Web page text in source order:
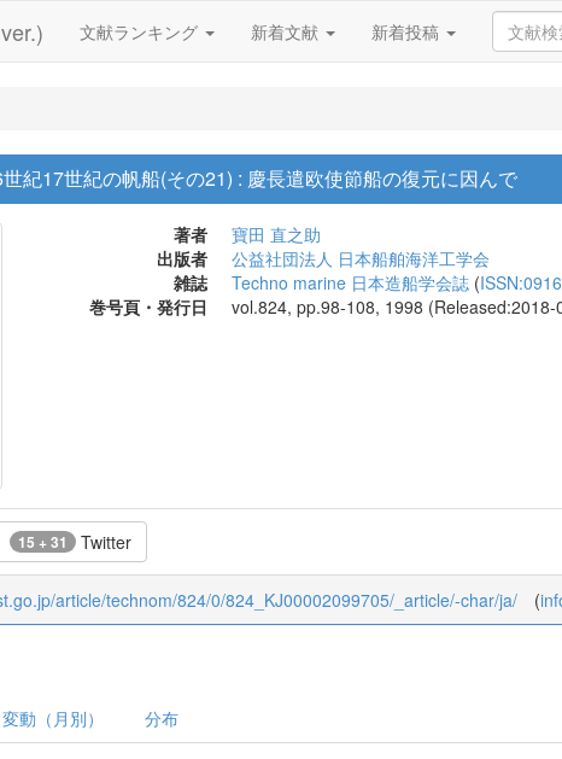
文献ランキング 新着文献 新着投稿
紀17世紀の帆船(その21) : 慶長遣欧使節船の復元に因んで
著者
寶田 直之助
出版者
公益社団法人 日本船舶海洋工学会
雑誌
Techno marine 日本造船学会誌 (
巻号頁・発行日
vol.824, pp.98-108, 1998 (Released:2018-
15 + 31 Twitter
article/technom/824/0/824_KJ00002099705/_article/-char/ja/ (
変動（月別） 分布